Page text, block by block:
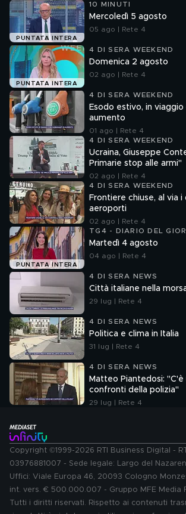
PUNTATA INTERA
10 MINUTI
Mercoledì 5 agosto
05 ago | Rete 4
PUNTATA INTERA
4 DI SERA WEEKEND
Domenica 2 agosto
02 ago | Rete 4
4 DI SERA WEEKEND
Esodo estivo, in
aumento
01 ago | Rete 4
4 DI SERA WEEKEND
Ucraina, Giuseppe
Primarie stop alle armi"
02 ago | Rete 4
4 DI SERA WEEKEND
Frontiere chiuse, al via
aeroporti
02 ago | Rete 4
PUNTATA INTERA
TG4 - DIARIO DEL
Martedì 4 agosto
04 ago | Rete 4
4 DI SERA NEWS
Città italiane nella
29 lug | Rete 4
4 DI SERA NEWS
Politica e clima in Italia
31 lug | Rete 4
4 DI SERA NEWS
Matteo Piantedosi:
confronti della polizia"
29 lug | Rete 4
Copyright ©1999-2026 RTI Business Digital -
03976881007 - Sede legale: Largo del
Uffici: Viale Europa 46, 20093 Cologno
int. vers. € 500.000.007 - Gruppo MFE Media
Tutti i diritti riservati. Rispetto ai contenuti